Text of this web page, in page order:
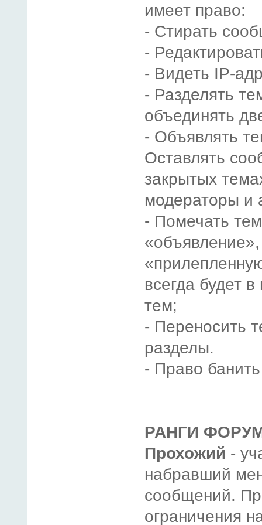
имеет право:
- Стирать
-
- Видеть IP-
- Разделять
объединять
- Объявлять
Оставлять
закрытых
модераторы и
- Помечать
всегда будет
тем;
- Переносить
разделы.
- Право
РАНГИ
Прохожий -
набравший
сообщений.
ограничения